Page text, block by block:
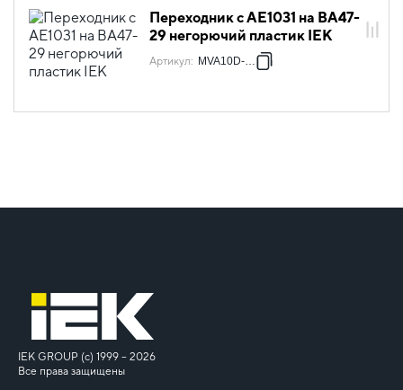
Переходник с АЕ1031 на ВА47-
29 негорючий пластик IEK
Артикул: MVA10D-AE1
IEK GROUP (c) 1999 – 2026
Все права защищены